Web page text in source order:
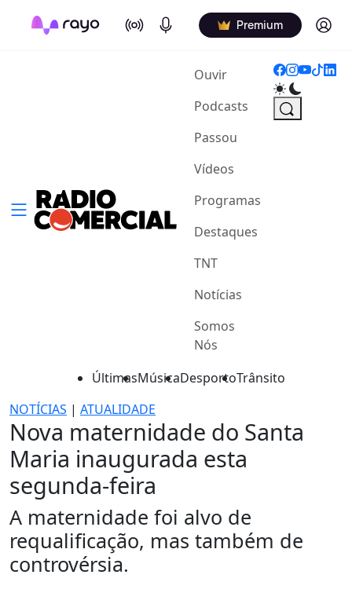
On Air Podcasts Premium Log in
Ouvir(current)
Podcasts
Passou
Vídeos
Programas
Destaques
TNT
Notícias
Somos
Nós
ÚltimasMúsicaDesportoTrânsito
NOTÍCIAS | ATUALIDADE
Nova maternidade do Santa
Maria inaugurada esta
segunda-feira
A maternidade foi alvo de
requalificação, mas também de
controvérsia.